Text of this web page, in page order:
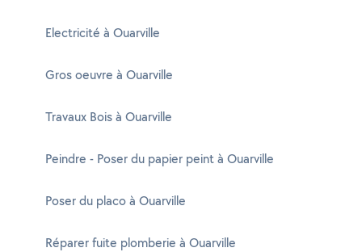
Electricité à Ouarville
Gros oeuvre à Ouarville
Travaux Bois à Ouarville
Peindre - Poser du papier peint à Ouarville
Poser du placo à Ouarville
Réparer fuite plomberie à Ouarville